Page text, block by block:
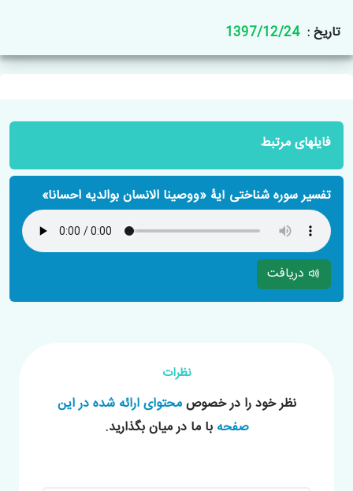
تاریخ : 1397/12/24
فایلهای مرتبط
تفسیر سوره شناختی آیۀ «ووصینا الانسان بوالدیه احسانا»
دریافت
نظرات
نظر خود را در خصوصمحتوای ارائه شده در این
صفحهبا ما در میان بگذارید.